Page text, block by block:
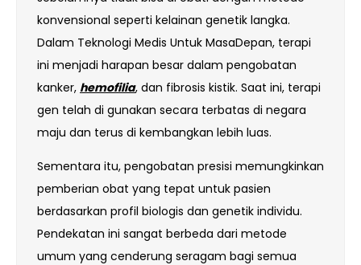
konvensional seperti kelainan genetik langka.
Dalam Teknologi Medis Untuk MasaDepan, terapi
ini menjadi harapan besar dalam pengobatan
kanker, hemofilia, dan fibrosis kistik. Saat ini, terapi
gen telah di gunakan secara terbatas di negara
maju dan terus di kembangkan lebih luas.
Sementara itu, pengobatan presisi memungkinkan
pemberian obat yang tepat untuk pasien
berdasarkan profil biologis dan genetik individu.
Pendekatan ini sangat berbeda dari metode
umum yang cenderung seragam bagi semua